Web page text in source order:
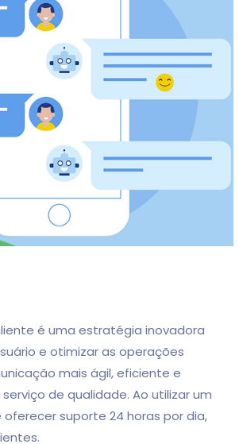
é uma estratégia inovadora
e otimizar as operações
mais ágil, eficiente e
de qualidade. Ao utilizar um
suporte 24 horas por dia,